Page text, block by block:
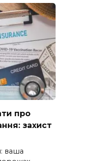
про
захист
ваша